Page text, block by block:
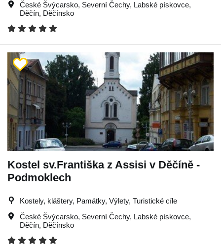
České Švýcarsko, Severní Čechy, Labské pískovce,
Děčín, Děčínsko
Kostel sv.Františka z Assisi v Děčíně -
Podmoklech
Kostely, kláštery, Památky, Výlety, Turistické cíle
České Švýcarsko, Severní Čechy, Labské pískovce,
Děčín, Děčínsko